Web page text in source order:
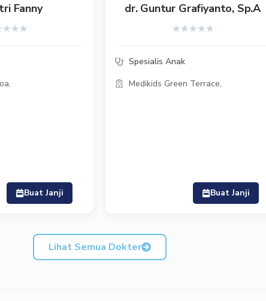
Fanny
★★★
Buat Janji
dr. Guntur Grafiyanto, Sp.A
★★★★★
Spesialis Anak
Medikids Green Terrace,
Buat Janji
Lihat Semua Dokter